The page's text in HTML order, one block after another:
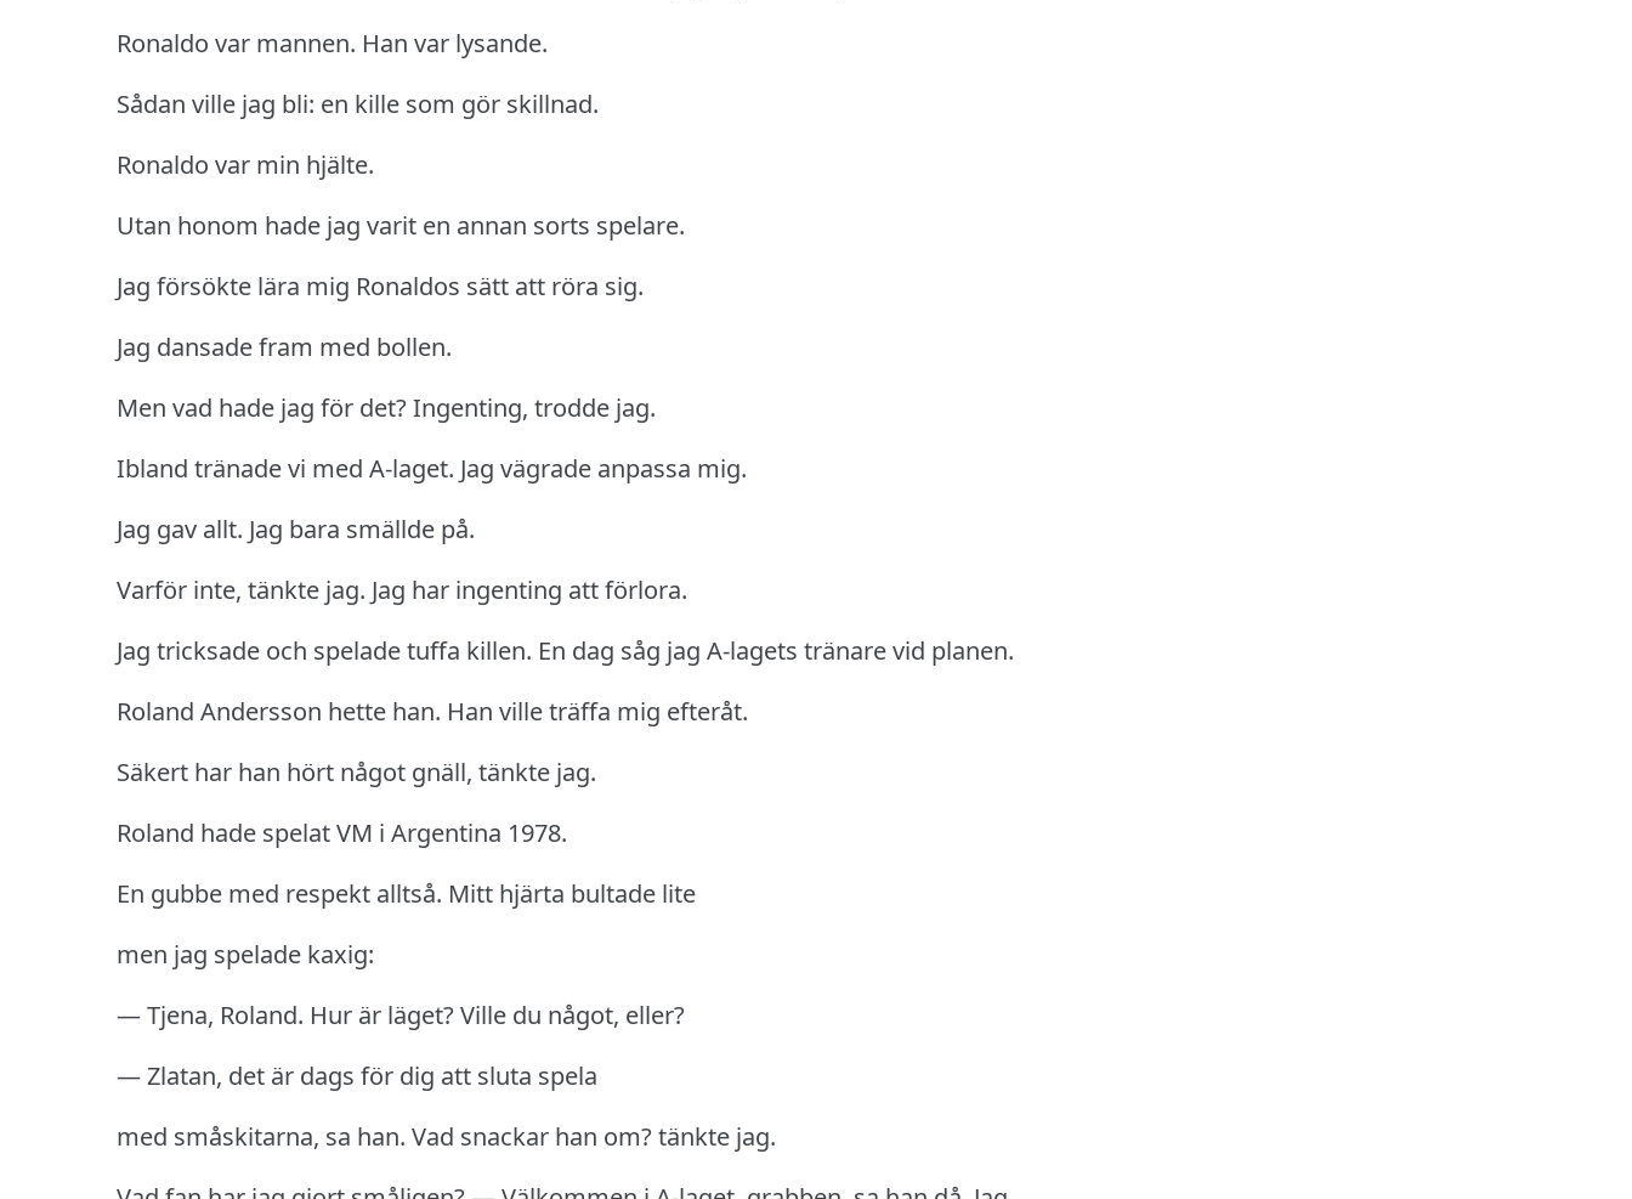
Ronaldo var mannen. Han var lysande.
Sådan ville jag bli: en kille som gör skillnad.
Ronaldo var min hjälte.
Utan honom hade jag varit en annan sorts spelare.
Jag försökte lära mig Ronaldos sätt att röra sig.
Jag dansade fram med bollen.
Men vad hade jag för det?Ingenting, trodde jag.
Ibland tränade vi med A-laget. Jag vägrade anpassa mig.
Jag gav allt. Jag bara smällde på.
Varför inte, tänkte jag. Jag har ingenting att förlora.
Jag tricksade och spelade tuffa killen. En dag såg jag A-lagets tränare vid planen.
Roland Andersson hette han. Han ville träffa mig efteråt.
Säkert har han hört något gnäll, tänkte jag.
Roland hade spelat VM i Argentina 1978.
En gubbe med respekt alltså. Mitt hjärta bultade lite
men jag spelade kaxig:
— Tjena, Roland. Hur är läget?Ville du något, eller?
— Zlatan, det är dags för dig att sluta spela
med småskitarna, sa han. Vad snackar han om?tänkte jag.